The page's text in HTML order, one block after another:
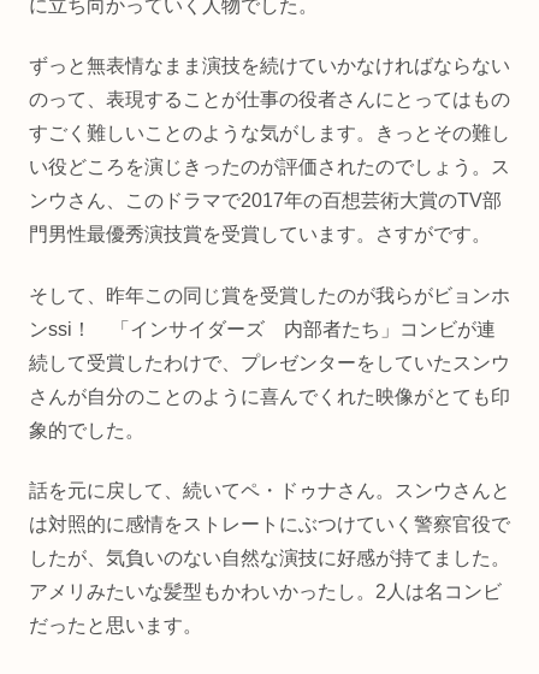
に立ち向かっていく人物でした。
ずっと無表情なまま演技を続けていかなければならない
のって、表現することが仕事の役者さんにとってはもの
すごく難しいことのような気がします。きっとその難し
い役どころを演じきったのが評価されたのでしょう。ス
ンウさん、このドラマで2017年の百想芸術大賞のTV部
門男性最優秀演技賞を受賞しています。さすがです。
そして、昨年この同じ賞を受賞したのが我らがビョンホ
ンssi！ 「インサイダーズ 内部者たち」コンビが連
続して受賞したわけで、プレゼンターをしていたスンウ
さんが自分のことのように喜んでくれた映像がとても印
象的でした。
話を元に戻して、続いてペ・ドゥナさん。スンウさんと
は対照的に感情をストレートにぶつけていく警察官役で
したが、気負いのない自然な演技に好感が持てました。
アメリみたいな髪型もかわいかったし。2人は名コンビ
だったと思います。